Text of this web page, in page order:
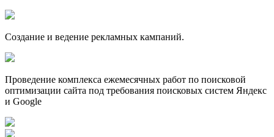
Создание и ведение рекламных кампаний.
Проведение комплекса ежемесячных работ по поисковой
оптимизации сайта под требования поисковых систем Яндекс
и Google